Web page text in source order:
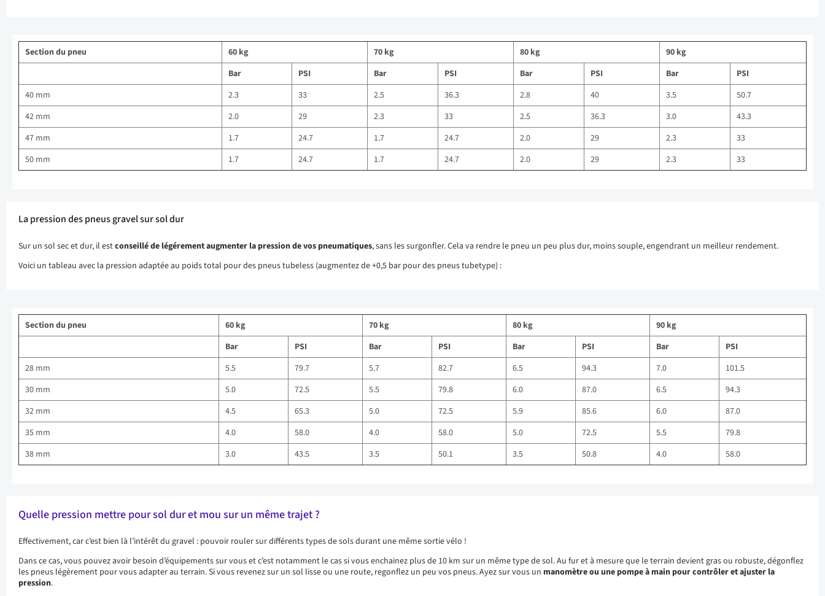
Section du pneu 60 kg 70 kg 80 kg
90 kg
Bar
PSI Bar PSI Bar PSI Bar
PSI
40 mm
2.3 33 2.5 36.3 2.8 40 3.5
50.7
42 mm
2.0 29 2.3 33 2.5 36.3 3.0
43.3
47 mm
1.7 24.7 1.7 24.7 2.0 29 2.3
33
50 mm
1.7 24.7 1.7 24.7 2.0 29 2.3 33
La pression des pneus gravel sur sol dur
Sur un sol sec et dur, il estconseillé de légérement augmenter la pression de vos pneumatiques, sans les surgonfler. Cela va rendre le pneu un peu plus dur, moins souple, engendrant un meilleur rendement.
Voici un tableau avec la pression adaptée au poids total pour des pneus tubeless (augmentez de +0,5 bar pour des pneus tubetype) :
Section du pneu 60 kg 70 kg 80 kg
90 kg
Bar
PSI Bar PSI Bar PSI Bar
PSI
28 mm
5.5 79.7 5.7 82.7 6.5 94.3 7.0
101.5
30 mm
5.0 72.5 5.5 79.8 6.0 87.0 6.5
94.3
32 mm
4.5 65.3 5.0 72.5 5.9 85.6 6.0
87.0
35 mm
4.0 58.0 4.0 58.0 5.0 72.5 5.5
79.8
38 mm
3.0 43.5 3.5 50.1 3.5 50.8 4.0 58.0
Quelle pression mettre pour sol dur et mou sur un même trajet ?
Effectivement, car c’est bien là l’intérêt du gravel : pouvoir rouler sur différents types de sols durant une même sortie vélo !
Dans ce cas, vous pouvez avoir besoin d’équipements sur vous et c’est notamment le cas si vous enchainez plus de 10 km sur un même type de sol. Au fur et à mesure que le terrain devient gras ou robuste, dégonflez
les pneus légèrement pour vous adapter au terrain. Si vous revenez sur un sol lisse ou une route, regonflez un peu vos pneus. Ayez sur vous un manomètre ou une pompe à main pour contrôler et ajuster la
pression.